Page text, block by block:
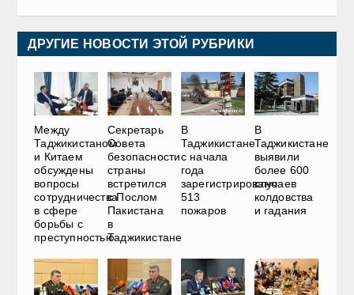
ДРУГИЕ НОВОСТИ ЭТОЙ РУБРИКИ
Между
Таджикистаном
и Китаем
обсуждены
вопросы
сотрудничества
в сфере
борьбы с
преступностью
Секретарь
Совета
безопасности
страны
встретился
с Послом
Пакистана
в
Таджикистане
В
Таджикистане
с начала
года
зарегистрировано
513
пожаров
В
Таджикистане
выявили
более 600
случаев
колдовства
и гадания